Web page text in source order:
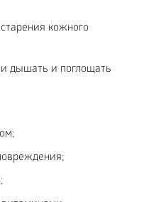
кожного
дышать и поглощать